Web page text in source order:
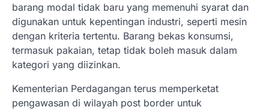
barang modal tidak baru yang memenuhi syarat dan
digunakan untuk kepentingan industri, seperti mesin
dengan kriteria tertentu. Barang bekas konsumsi,
termasuk pakaian, tetap tidak boleh masuk dalam
kategori yang diizinkan.
Kementerian Perdagangan terus memperketat
pengawasan di wilayah post border untuk